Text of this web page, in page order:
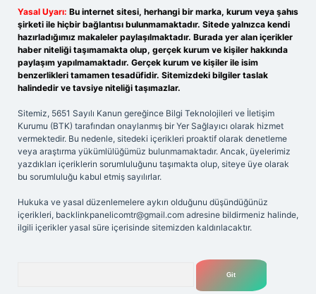
Yasal Uyarı: Bu internet sitesi, herhangi bir marka, kurum veya şahıs
şirketi ile hiçbir bağlantısı bulunmamaktadır. Sitede yalnızca kendi
hazırladığımız makaleler paylaşılmaktadır. Burada yer alan içerikler
haber niteliği taşımamakta olup, gerçek kurum ve kişiler hakkında
paylaşım yapılmamaktadır. Gerçek kurum ve kişiler ile isim
benzerlikleri tamamen tesadüfidir. Sitemizdeki bilgiler taslak
halindedir ve tavsiye niteliği taşımazlar.
Sitemiz, 5651 Sayılı Kanun gereğince Bilgi Teknolojileri ve İletişim
Kurumu (BTK) tarafından onaylanmış bir Yer Sağlayıcı olarak hizmet
vermektedir. Bu nedenle, sitedeki içerikleri proaktif olarak denetleme
veya araştırma yükümlülüğümüz bulunmamaktadır. Ancak, üyelerimiz
yazdıkları içeriklerin sorumluluğunu taşımakta olup, siteye üye olarak
bu sorumluluğu kabul etmiş sayılırlar.
Hukuka ve yasal düzenlemelere aykırı olduğunu düşündüğünüz
içerikleri, backlinkpanelicomtr@gmail.com adresine bildirmeniz halinde,
ilgili içerikler yasal süre içerisinde sitemizden kaldırılacaktır.